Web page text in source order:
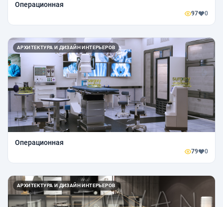
Операционная
97 0
АРХИТЕКТУРА И ДИЗАЙН ИНТЕРЬЕРОВ
Операционная
79 0
АРХИТЕКТУРА И ДИЗАЙН ИНТЕРЬЕРОВ